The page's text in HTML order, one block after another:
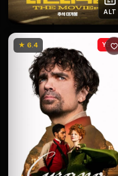
ALT
★ 6.4 YENİ